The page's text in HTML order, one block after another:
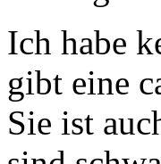
Ich habe
gibt eine
Sie ist